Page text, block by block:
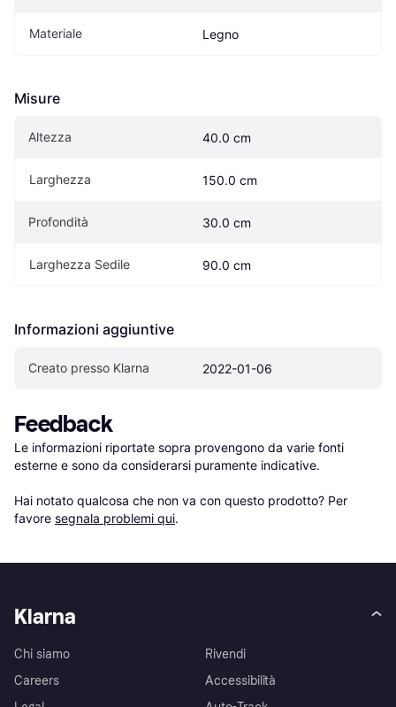
Materiale Legno
Misure
Altezza 40.0 cm
Larghezza 150.0 cm
Profondità 30.0 cm
Larghezza Sedile 90.0 cm
Informazioni aggiuntive
Creato presso Klarna 2022-01-06
Feedback
Le informazioni riportate sopra provengono da varie fonti
esterne e sono da considerarsi puramente indicative.
Hai notato qualcosa che non va con questo prodotto? Per
favore segnala problemi qui.
Klarna
Chi siamo
Careers
Rivendi
Accessibilità